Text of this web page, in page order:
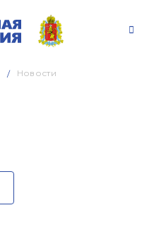
Новости